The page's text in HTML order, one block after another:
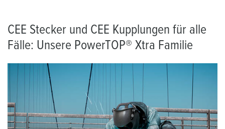
CEE Stecker und CEE Kupplungen für alle
Fälle: Unsere PowerTOP® Xtra Familie